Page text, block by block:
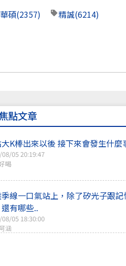
華碩(2357) 精誠(6214)
點文章
K棒出來以後 接下來會發生什麼
05 20:19:47
喝
線一口氣站上，除了矽光子跟記
有哪些..
05 18:30:00
涵